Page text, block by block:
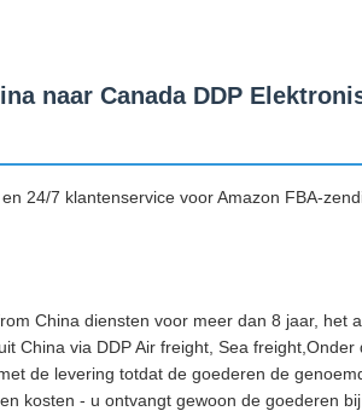
naar Canada DDP
24/7 klantenservice voor Amazon FBA-
China diensten voor meer dan 8 jaar, het
China via DDP Air freight, Sea
de levering totdat de goederen de
kosten - u ontvangt gewoon de goederen bij